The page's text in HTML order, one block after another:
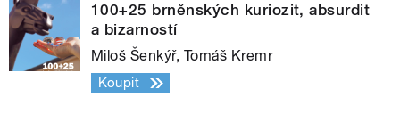
100+25 brněnských kuriozit, absurdit
a bizarností
Miloš Šenkýř, Tomáš Kremr
Koupit